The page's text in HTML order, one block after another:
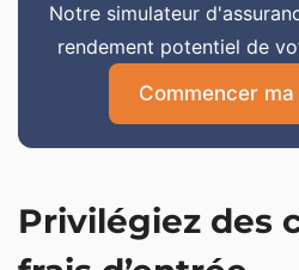
Notre simulateur
rendement potentiel de
Commencer
Privilégiez des